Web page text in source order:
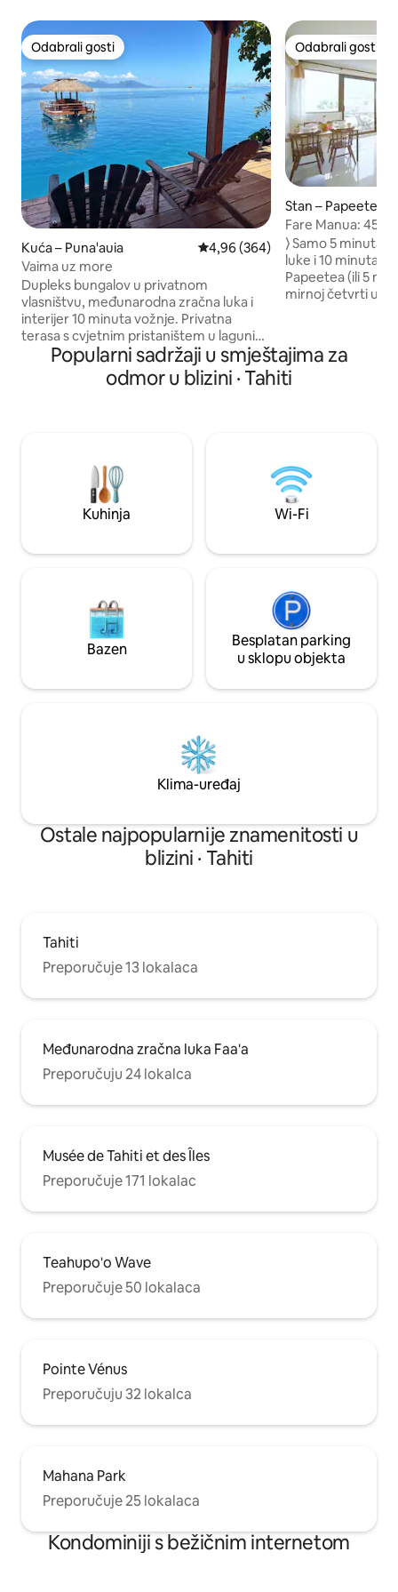
Odabrali gosti
Odabrali gosti
Kuća – Puna'auia Prosječna ocjena: 4,96/5,
4,96 (364)
Vaima uz more
Dupleks bungalov u privatnom
vlasništvu, međunarodna zračna luka i
interijer 10 minuta vožnje. Privatna
terasa s cvjetnim pristaništem u laguni
gdje vam je na raspolaganju kupanje. Dva
kajaka za šetnju i pristup pješčanoj obali ,
100 metara od Fare Vaime. U prizemlju
pogled na Mooreu i raskošan zalazak
dnevno, 10 minuta hoda.
Odabrali gosti
Odabrali gosti
Stan – Papeete
Fare Manua: 45
uređaj, Wi-Fi,
⟩ Samo 5 minuta
luke i 10 minuta
Papeetea (ili 5
mirnoj četvrti
u listopadu
i kvalitetan kauč
Besplatan i
smještaj na
Popularni sadržaji u smještajima za
odmor u blizini · Tahiti
Kuhinja Wi-Fi
Bazen
Besplatan parking
u sklopu objekta
Klima-uređaj
Ostale najpopularnije znamenitosti u
blizini · Tahiti
Tahiti
Preporučuje 13 lokalaca
Međunarodna zračna luka Faa'a
Preporučuju 24 lokalca
Musée de Tahiti et des Îles
Preporučuje 171 lokalac
Teahupo'o Wave
Preporučuje 50 lokalaca
Pointe Vénus
Preporučuju 32 lokalca
Mahana Park
Preporučuje 25 lokalaca
Kondominiji s bežičnim internetom